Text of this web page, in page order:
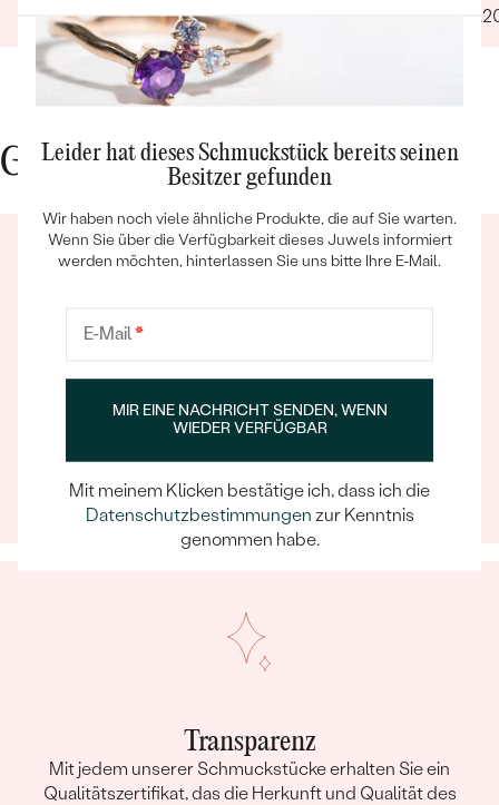
Bestseller
12.09.2022
Ganze Bewertung anzeigen
Gute Gründe für Eppi
Wenn Sie online oder persönlich einkaufen, können Sie
einem unvergesslichen Erlebnis wird.
Transparenz
Mit jedem unserer Schmuckstücke erhalten Sie ein
Qualitätszertifikat, das die Herkunft und Qualität des
Leider hat dieses Schmuckstück bereits seinen
Besitzer gefunden
Wir haben noch viele ähnliche Produkte, die auf Sie warten.
Wenn Sie über die Verfügbarkeit dieses Juwels informiert
werden möchten, hinterlassen Sie uns bitte Ihre E-Mail.
E-Mail*
MIR EINE NACHRICHT SENDEN, WENN
WIEDER VERFÜGBAR
Mit meinem Klicken bestätige ich, dass ich die
Datenschutzbestimmungen zur Kenntnis
genommen habe.